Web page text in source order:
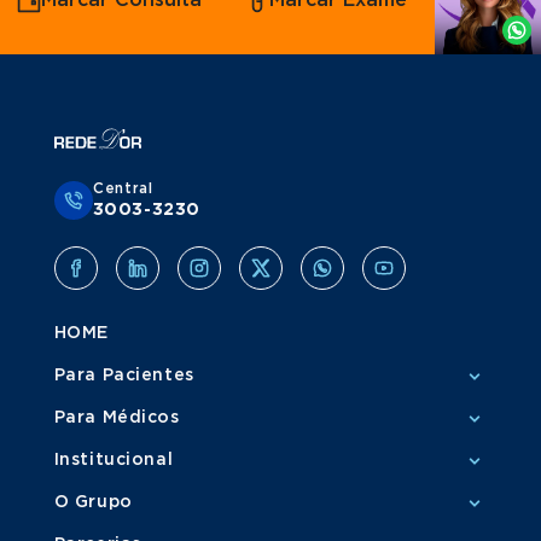
Whatsapp
Central
3003-3230
HOME
Para Pacientes
Para Médicos
Institucional
O Grupo